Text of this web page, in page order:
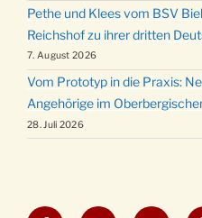
Pethe und Klees vom BSV
Reichshof zu ihrer dritten
7. August 2026
Vom Prototyp in die Praxis:
Angehörige im
28. Juli 2026